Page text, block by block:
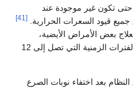
تكون غير موجودة عند
قيود السعرات الحرارية.
[41]
بعض الأمراض الأيضية،
فستكون المدة أطول. تمت دراسة الفترات الزمنية التي تصل إلى 12
بعد اختفاء نوبات الصرع